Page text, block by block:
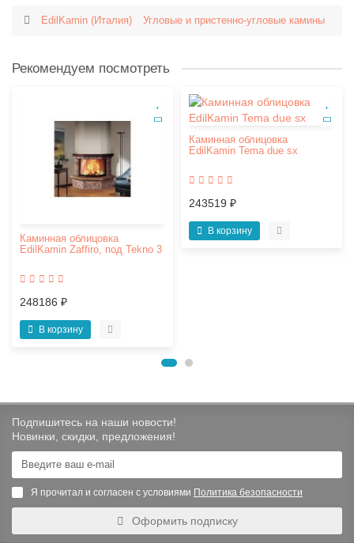
EdilKamin (Италия) Угловые и пристенно-угловые камины
Рекомендуем посмотреть
Каминная облицовка
EdilKamin Zaffiro, под Tekno 3
248186 ₽
В корзину
Каминная облицовка
EdilKamin Tema due sx
243519 ₽
В корзину
Подпишитесь на наши новости!
Новинки, скидки, предложения!
Я прочитал и согласен с условиями Политика безопасности
Оформить подписку